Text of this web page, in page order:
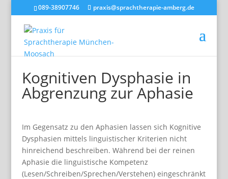
089-38907746 praxis@sprachtherapie-amberg.de
Kognitiven Dysphasie in
Abgrenzung zur Aphasie
Im Gegensatz zu den Aphasien lassen sich Kognitive
Dysphasien mittels linguistischer Kriterien nicht
hinreichend beschreiben. Während bei der reinen
Aphasie die linguistische Kompetenz
(Lesen/Schreiben/Sprechen/Verstehen) eingeschränkt